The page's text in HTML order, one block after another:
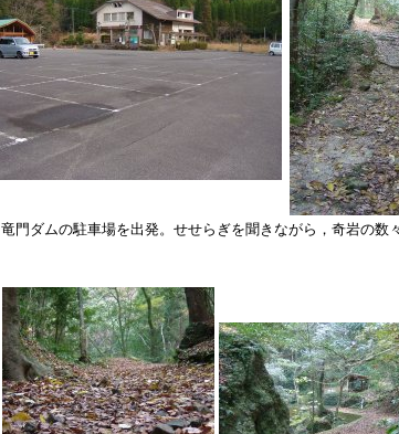
竜門ダムの駐車場を出発。せせらぎを聞きながら，奇岩の数